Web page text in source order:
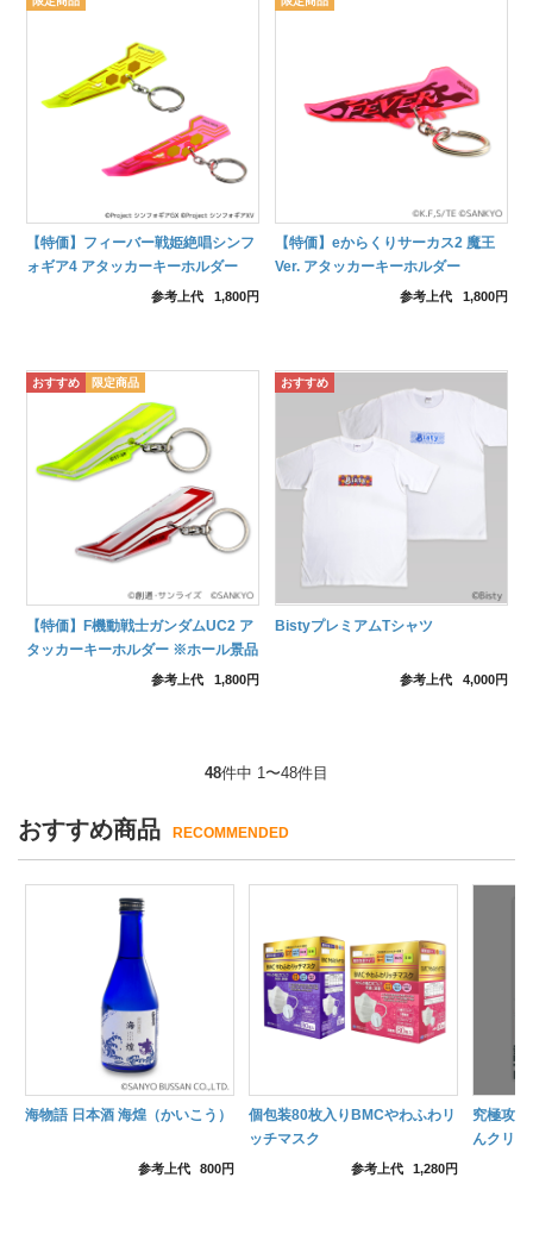
【特価】フィーバー戦姫絶唱シンフ
ォギア4 アタッカーキーホルダー
参考上代 1,800円
【特価】eからくりサーカス2 魔王
Ver. アタッカーキーホルダー
参考上代 1,800円
【特価】F機動戦士ガンダムUC2 ア
タッカーキーホルダー ※ホール景品
参考上代 1,800円
BistyプレミアムTシャツ
参考上代 4,000円
48件中 1〜48件目
おすすめ商品 RECOMMENDED
海物語 日本酒 海煌（かいこう）
参考上代 800円
個包装80枚入りBMCやわふわリ
ッチマスク
参考上代 1,280円
究極攻
んクリ